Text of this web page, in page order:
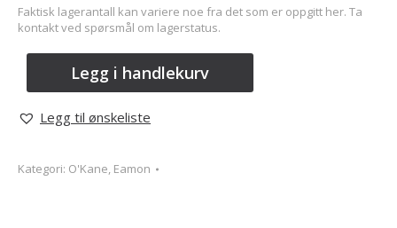
Faktisk lagerantall kan variere noe fra det som er oppgitt her. Ta
kontakt ved spørsmål om lagerstatus.
Legg i handlekurv
Legg til ønskeliste
Kategori: O'Kane, Eamon